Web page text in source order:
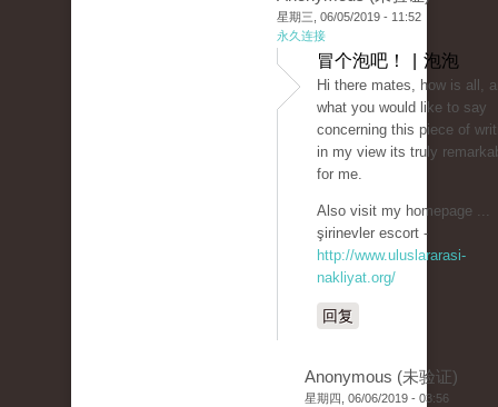
星期三, 06/05/2019 - 11:52
永久连接
冒个泡吧！ | 泡泡
Hi there mates, how is all,
what you would like to say
concerning this piece of
in my view its truly
for me.
Also visit my homepage ...
şirinevler escort -
http://www.uluslararasi-
nakliyat.org/
回复
Anonymous (未验证)
星期四, 06/06/2019 - 03:56